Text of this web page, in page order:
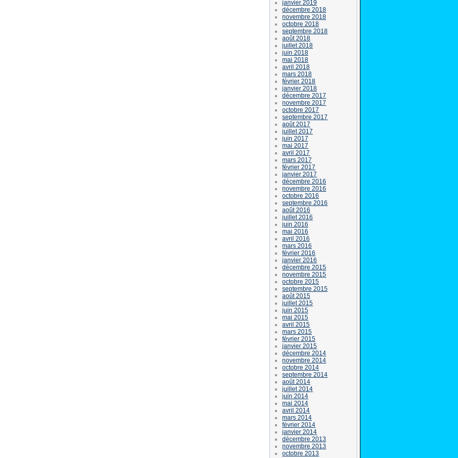
janvier 2019
décembre 2018
novembre 2018
octobre 2018
septembre 2018
août 2018
juillet 2018
juin 2018
mai 2018
avril 2018
mars 2018
février 2018
janvier 2018
décembre 2017
novembre 2017
octobre 2017
septembre 2017
août 2017
juillet 2017
juin 2017
mai 2017
avril 2017
mars 2017
février 2017
janvier 2017
décembre 2016
novembre 2016
octobre 2016
septembre 2016
août 2016
juillet 2016
juin 2016
mai 2016
avril 2016
mars 2016
février 2016
janvier 2016
décembre 2015
novembre 2015
octobre 2015
septembre 2015
août 2015
juillet 2015
juin 2015
mai 2015
avril 2015
mars 2015
février 2015
janvier 2015
décembre 2014
novembre 2014
octobre 2014
septembre 2014
août 2014
juillet 2014
juin 2014
mai 2014
avril 2014
mars 2014
février 2014
janvier 2014
décembre 2013
novembre 2013
octobre 2013